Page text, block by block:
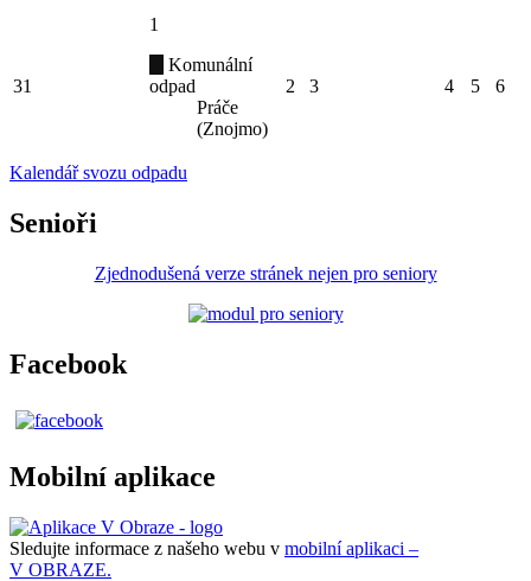
31
1
Komunální
odpad
Práče
(Znojmo)
2 3 4 5 6
Kalendář svozu odpadu
Senioři
Zjednodušená verze stránek nejen pro seniory
Facebook
Mobilní aplikace
Sledujte informace z našeho webu v mobilní aplikaci –
V OBRAZE.